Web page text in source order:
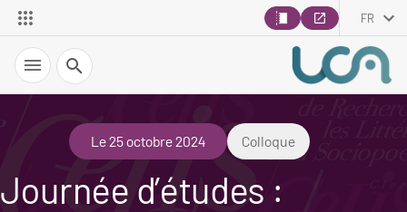
FR
Recherche
Le 25 octobre 2024 Colloque
Journée d’études :